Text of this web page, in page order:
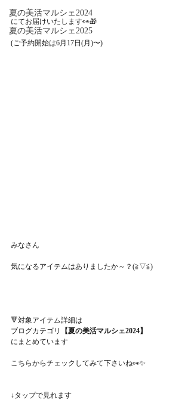
夏の美活マルシェ2024
夏の美活マルシェ2025
にてお届けいたします👀🎁
(ご予約開始は6月17日(月)〜)
みなさん
気になるアイテムはありましたか～？(≧▽≦)
🔻対象アイテム詳細は
ブログカテゴリ
【夏の美活マルシェ2024】
にまとめています
こちらからチェックしてみて下さいね👀✨
↓タップで見れます